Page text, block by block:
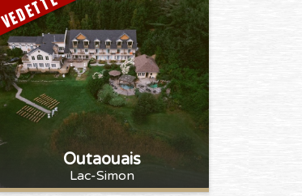
VEDETTE
Outaouais
Lac-Simon